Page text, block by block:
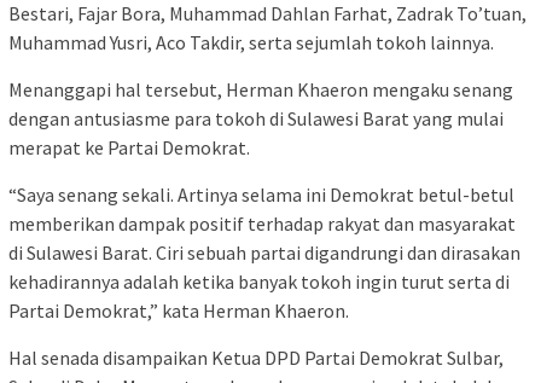
Bestari, Fajar Bora, Muhammad Dahlan Farhat, Zadrak To’tuan,
Muhammad Yusri, Aco Takdir, serta sejumlah tokoh lainnya.
Menanggapi hal tersebut, Herman Khaeron mengaku senang
dengan antusiasme para tokoh di Sulawesi Barat yang mulai
merapat ke Partai Demokrat.
“Saya senang sekali. Artinya selama ini Demokrat betul-betul
memberikan dampak positif terhadap rakyat dan masyarakat
di Sulawesi Barat. Ciri sebuah partai digandrungi dan dirasakan
kehadirannya adalah ketika banyak tokoh ingin turut serta di
Partai Demokrat,” kata Herman Khaeron.
Hal senada disampaikan Ketua DPD Partai Demokrat Sulbar,